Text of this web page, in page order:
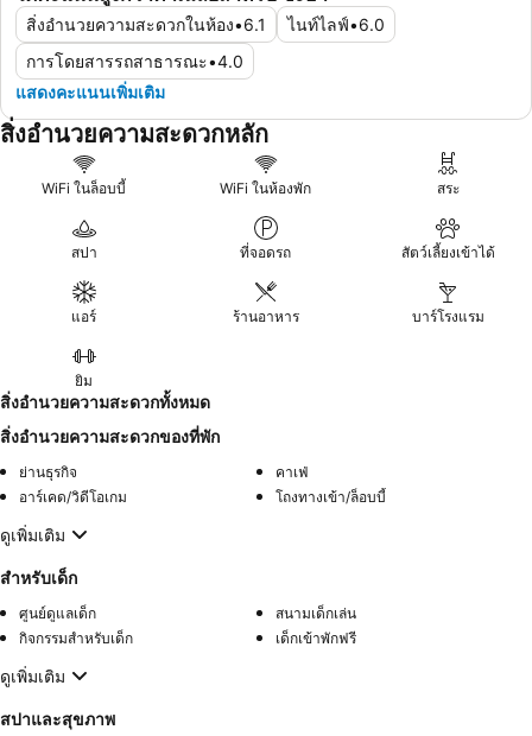
สิ่งอำนวยความสะดวกในห้อง•6.1 ไนท์ไลฟ์•6.0
การโดยสารรถสาธารณะ•4.0
แสดงคะแนนเพิ่มเติม
สิ่งอำนวยความสะดวกหลัก
WiFi ในล็อบบี้ WiFi ในห้องพัก สระ
สปา ที่จอดรถ สัตว์เลี้ยงเข้าได้
แอร์ ร้านอาหาร บาร์โรงแรม
ยิม
สิ่งอำนวยความสะดวกทั้งหมด
สิ่งอำนวยความสะดวกของที่พัก
ย่านธุรกิจ
คาเฟ่
อาร์เคด/วิดีโอเกม
โถงทางเข้า/ล็อบบี้
ดูเพิ่มเติม
สำหรับเด็ก
ศูนย์ดูแลเด็ก
สนามเด็กเล่น
กิจกรรมสำหรับเด็ก
เด็กเข้าพักฟรี
ดูเพิ่มเติม
สปาและสุขภาพ